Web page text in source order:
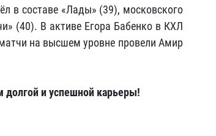
в составе «Лады» (39), московского
(40). В активе Егора Бабенко в КХЛ
на высшем уровне провели Амир
долгой и успешной карьеры!